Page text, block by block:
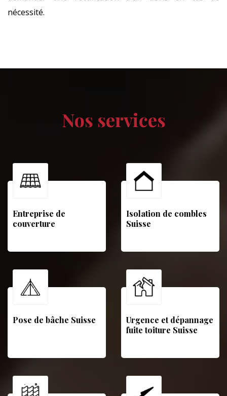
nécessité.
Nos services
Entreprise de
couverture
Isolation de combles
Suisse
Pose de bâche Suisse
Urgence et dépannage
fuite toiture Suisse